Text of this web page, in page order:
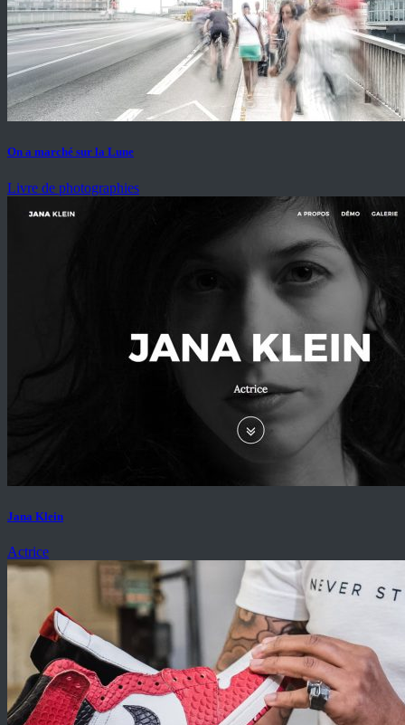
On a marché sur la Lune
Livre de photographies
Jana Klein
Actrice